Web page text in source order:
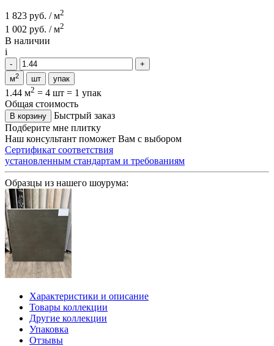
1 823 руб. / м2
1 002 руб. / м2
В наличии
i
м2 шт упак
1.44 м2 = 4 шт = 1 упак
Общая стоимость
В корзину
Быстрый заказ
Подберите мне плитку
Наш консультант поможет Вам с выбором
Сертификат соответствия
установленным стандартам и требованиям
Образцы из нашего шоурума:
Характеристики и описание
Товары коллекции
Другие коллекции
Упаковка
Отзывы